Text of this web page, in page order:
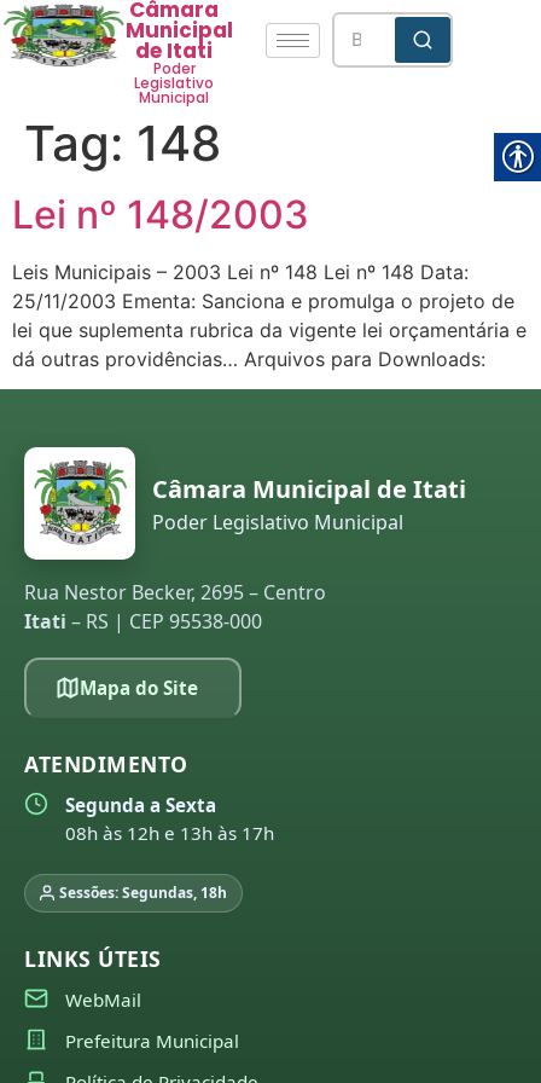
Câmara
Municipal
de Itati
Poder
Legislativo
Municipal
Tag: 148
Lei nº 148/2003
Leis Municipais – 2003 Lei nº 148 Lei nº 148 Data:
25/11/2003 Ementa: Sanciona e promulga o projeto de
lei que suplementa rubrica da vigente lei orçamentária e
dá outras providências… Arquivos para Downloads:
Câmara Municipal de Itati
Poder Legislativo Municipal
Rua Nestor Becker, 2695 – Centro
Itati – RS | CEP 95538-000
Mapa do Site
ATENDIMENTO
Segunda a Sexta
08h às 12h e 13h às 17h
Sessões: Segundas, 18h
LINKS ÚTEIS
WebMail
Prefeitura Municipal